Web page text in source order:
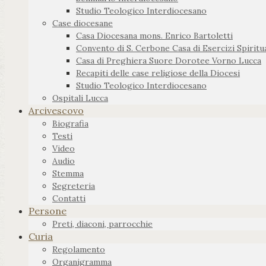
Studio Teologico Interdiocesano
Case diocesane
Casa Diocesana mons. Enrico Bartoletti
Convento di S. Cerbone Casa di Esercizi
Casa di Preghiera Suore Dorotee Vorno Lucca
Recapiti delle case religiose della Diocesi
Studio Teologico Interdiocesano
Ospitali Lucca
Arcivescovo
Biografia
Testi
Video
Audio
Stemma
Segreteria
Contatti
Persone
Preti, diaconi, parrocchie
Curia
Regolamento
Organigramma